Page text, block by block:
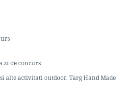
zi de concurs
alte activitati outdoor, Targ Hand Made